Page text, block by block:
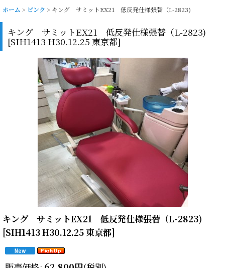
ホーム > ピンク > キング サミットEX21 低反発仕様張替（L-2823)
キング サミットEX21 低反発仕様張替（L-2823)
[SIH1413 H30.12.25 東京都]
キング サミットEX21 低反発仕様張替（L-2823)
[SIH1413 H30.12.25 東京都]